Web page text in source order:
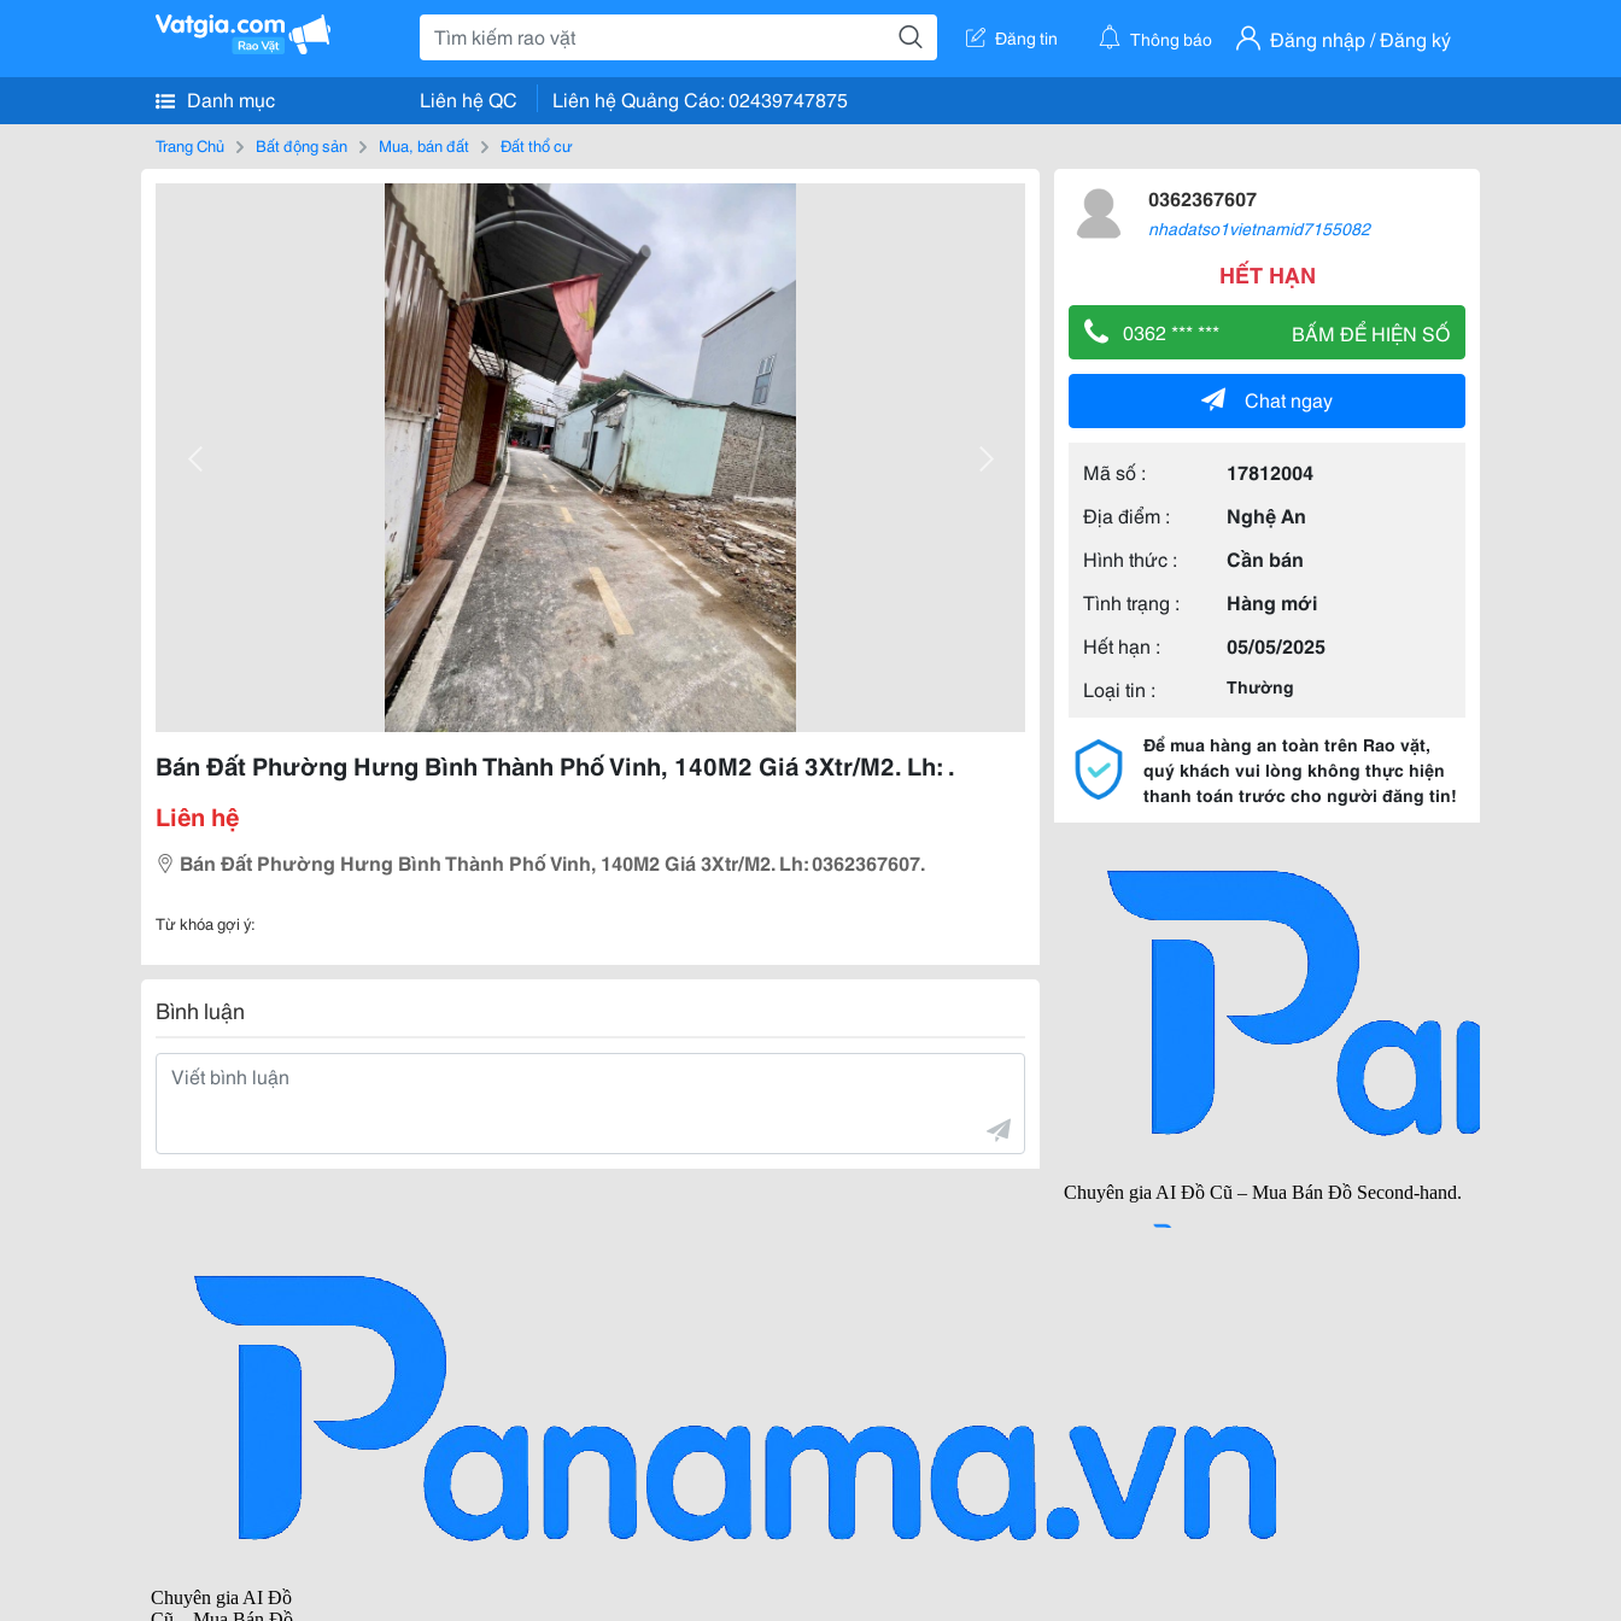
Đăng tin Thông báo Đăng nhập / Đăng ký
Danh mục Liên hệ QC Liên hệ Quảng Cáo: 02439747875
Trang Chủ Bất động sản Mua, bán đất Đất thổ cư
Bán Đất Phường Hưng Bình Thành Phố Vinh, 140M2 Giá 3Xtr/M2. Lh: .
Liên hệ
Bán Đất Phường Hưng Bình Thành Phố Vinh, 140M2 Giá 3Xtr/M2. Lh: 0362367607.
Từ khóa gợi ý:
Bình luận
0362367607
nhadatso1vietnamid7155082
HẾT HẠN
0362 *** *** BẤM ĐỂ HIỆN SỐ
Chat ngay
Mã số :
17812004
Địa điểm :
Nghệ An
Hình thức :
Cần bán
Tình trạng :
Hàng mới
Hết hạn :
05/05/2025
Loại tin :
Thường
Để mua hàng an toàn trên Rao vặt,
quý khách vui lòng không thực hiện
thanh toán trước cho người đăng tin!